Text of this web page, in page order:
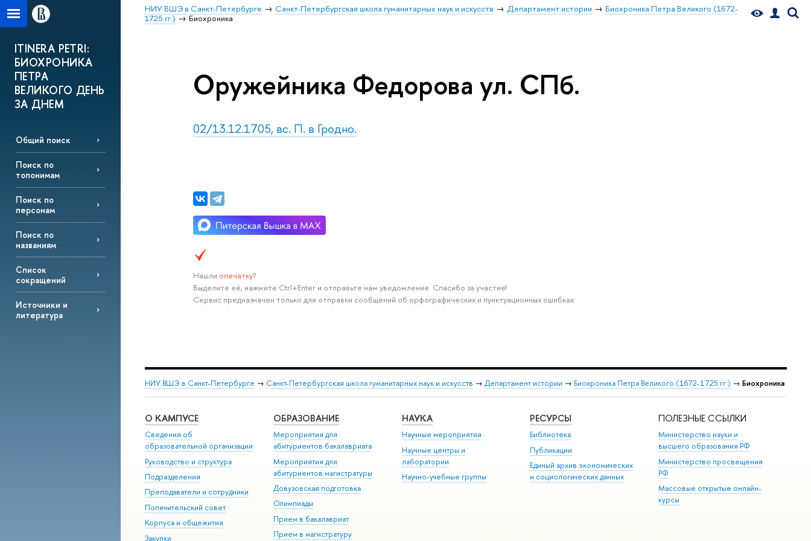
НИУ ВШЭ в Санкт-Петербурге Санкт-Петербургская школа гуманитарных наук и искусств Департамент истории
Биохроника Петра Великого (1672-
1725 гг.)
Биохроника
ITINERA PETRI:
БИОХРОНИКА
ПЕТРА
ВЕЛИКОГО ДЕНЬ
ЗА ДНЕМ
Общий поиск
Поиск по
топонимам
Поиск по
персонам
Поиск по
названиям
Список
сокращений
Источники и
литература
Оружейника Федорова ул. СПб.
02/13.12.1705, вс. П. в Гродно.
Нашли опечатку?
Выделите её, нажмите Ctrl+Enter и отправьте нам уведомление. Спасибо за участие!
Сервис предназначен только для отправки сообщений об орфографических и пунктуационных ошибках.
НИУ ВШЭ в Санкт-Петербурге → Санкт-Петербургская школа гуманитарных наук и искусств → Департамент истории → Биохроника Петра Великого (1672-1725 гг.) → Биохроника
О КАМПУСЕ
Сведения об
образовательной организации
Руководство и структура
Подразделения
Преподаватели и сотрудники
Попечительский совет
Корпуса и общежития
Закупки
ОБРАЗОВАНИЕ
Мероприятия для
абитуриентов бакалавриата
Мероприятия для
абитуриентов магистратуры
Довузовская подготовка
Олимпиады
Прием в бакалавриат
Прием в магистратуру
НАУКА
Научные мероприятия
Научные центры и
лаборатории
Научно-учебные группы
РЕСУРСЫ
Библиотека
Публикации
Единый архив экономических
и социологических данных
ПОЛЕЗНЫЕ ССЫЛКИ
Министерство науки и
высшего образования РФ
Министерство просвещения
РФ
Массовые открытые онлайн-
курсы